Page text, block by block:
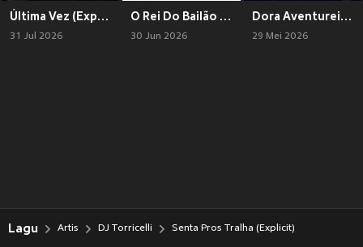
Última Vez (Explicit)
31 Jul 2026
O Rei Do Bailão - Vol. 1 (Explicit)
30 Jun 2026
Dora Aventureira (Explicit)
29 Mei 2026
Lagu Artis DJ Torricelli Senta Pros Tralha (Explicit)